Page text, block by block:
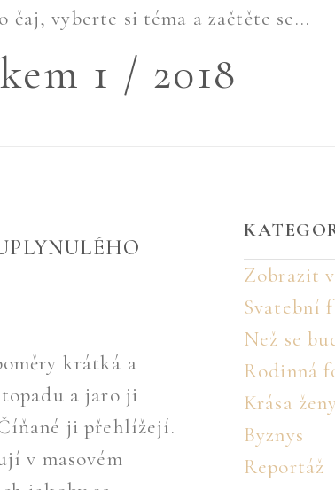
vyberte si téma a začtěte se...
1 / 2018
krátká a
a jaro ji
ji přehlížejí.
v masovém
Zobrazit
Svatební
Než se
Rodinná
Krása
Byznys
Reportáž